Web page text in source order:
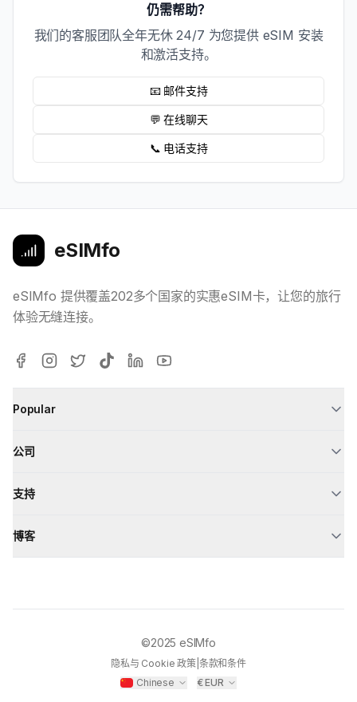
仍需帮助？
我们的客服团队全年无休 24/7 为您提供 eSIM 安装
和激活支持。
📧 邮件支持
💬 在线聊天
📞 电话支持
eSIMfo
eSIMfo 提供覆盖202多个国家的实惠eSIM卡，让您的旅行
体验无缝连接。
Popular
公司
支持
博客
©2025 eSIMfo
隐私与 Cookie 政策| 条款和条件
Chinese
€EUR